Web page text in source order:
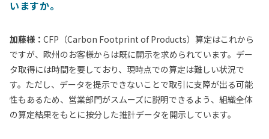
いますか。
加藤様： CFP（Carbon Footprint of Products）算定はこれから
ですが、欧州のお客様からは既に開示を求められています。デー
タ取得には時間を要しており、現時点での算定は難しい状況で
す。ただし、データを提示できないことで取引に支障が出る可能
性もあるため、営業部門がスムーズに説明できるよう、組織全体
の算定結果をもとに按分した推計データを開示しています。